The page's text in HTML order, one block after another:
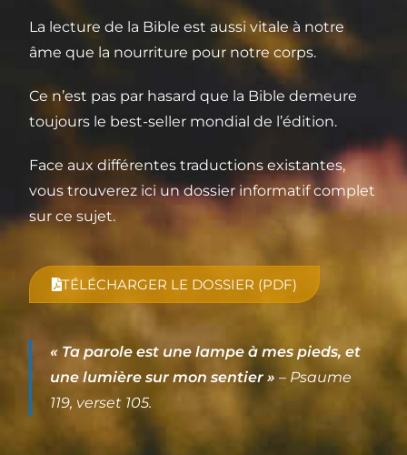
La lecture de la Bible est aussi vitale à notre
âme que la nourriture pour notre corps.
Ce n’est pas par hasard que la Bible demeure
toujours le best-seller mondial de l’édition.
Face aux différentes traductions existantes,
vous trouverez ici un dossier informatif complet
sur ce sujet.
TÉLÉCHARGER LE DOSSIER (PDF)
« Ta parole est une lampe à mes pieds, et
une lumière sur mon sentier » – Psaume
119, verset 105.